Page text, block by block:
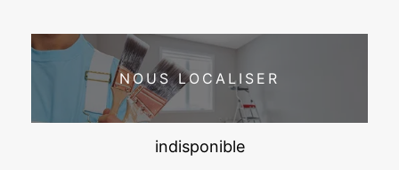
NOUS LOCALISER
indisponible